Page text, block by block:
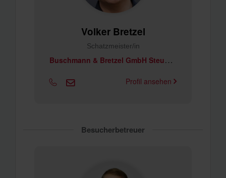
Volker Bretzel
Schatzmeister/in
B
uschmann & Bretzel GmbH Steuerberatungsgesellschaft
Profil ansehen
Besucherbetreuer